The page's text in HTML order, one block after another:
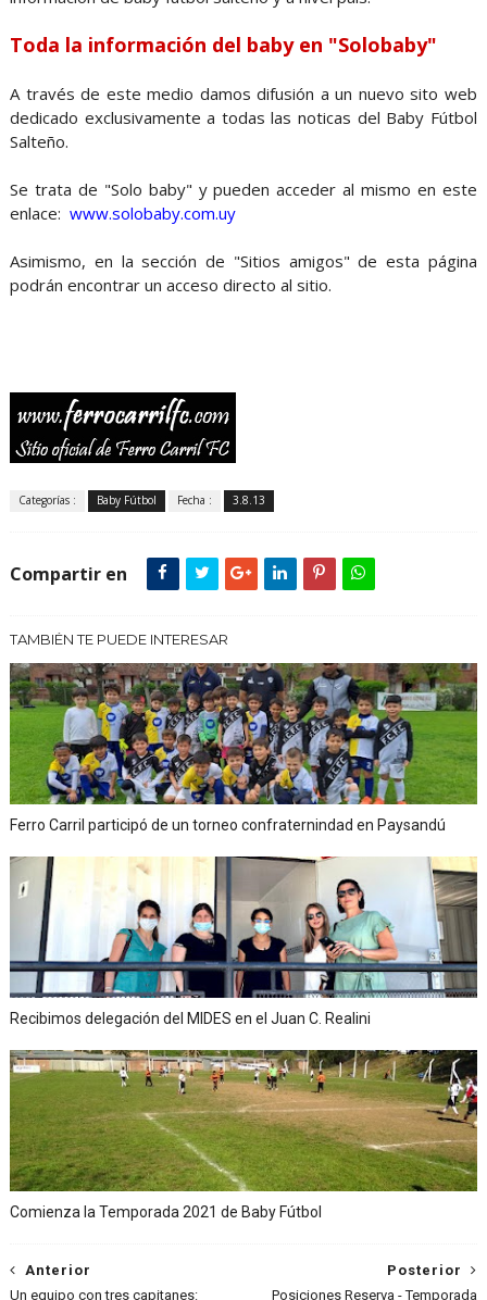
Toda la información del baby en "Solobaby"
A través de este medio damos difusión a un nuevo sito web
dedicado exclusivamente a todas las noticas del Baby Fútbol
Salteño.
Se trata de "Solo baby" y pueden acceder al mismo en este
enlace: www.solobaby.com.uy
Asimismo, en la sección de "Sitios amigos" de esta página
podrán encontrar un acceso directo al sitio.
Categorías : Baby Fútbol Fecha : 3.8.13
Compartir en
TAMBIÉN TE PUEDE INTERESAR
Ferro Carril participó de un torneo confraternindad en Paysandú
Recibimos delegación del MIDES en el Juan C. Realini
Comienza la Temporada 2021 de Baby Fútbol
Posterior
Posiciones Reserva - Temporada
Anterior
Un equipo con tres capitanes: